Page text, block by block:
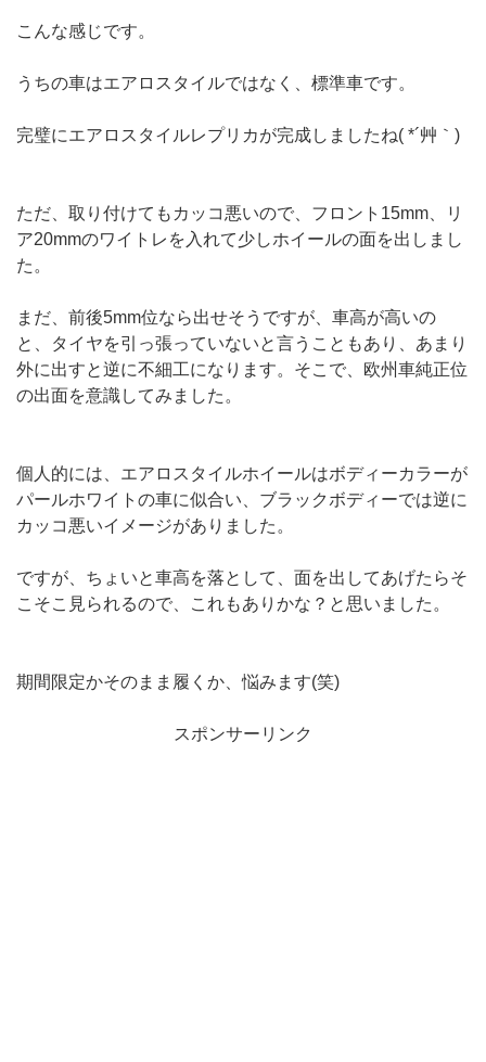
こんな感じです。
うちの車はエアロスタイルではなく、標準車です。
完璧にエアロスタイルレプリカが完成しましたね( *´艸｀)
ただ、取り付けてもカッコ悪いので、フロント15mm、リ
ア20mmのワイトレを入れて少しホイールの面を出しまし
た。
まだ、前後5mm位なら出せそうですが、車高が高いの
と、タイヤを引っ張っていないと言うこともあり、あまり
外に出すと逆に不細工になります。そこで、欧州車純正位
の出面を意識してみました。
個人的には、エアロスタイルホイールはボディーカラーが
パールホワイトの車に似合い、ブラックボディーでは逆に
カッコ悪いイメージがありました。
ですが、ちょいと車高を落として、面を出してあげたらそ
こそこ見られるので、これもありかな？と思いました。
期間限定かそのまま履くか、悩みます(笑)
スポンサーリンク